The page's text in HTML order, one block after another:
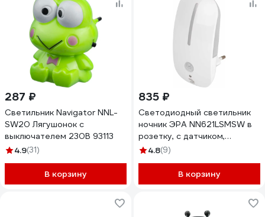
287 ₽
Светильник Navigator NNL-
SW20 Лягушонок с
выключателем 230В 93113
4.9(31)
В корзину
835 ₽
Светодиодный светильник
ночник ЭРА NN621LSMSW в
розетку, с датчиком,
освещенности и датчиком
4.8(9)
В корзину